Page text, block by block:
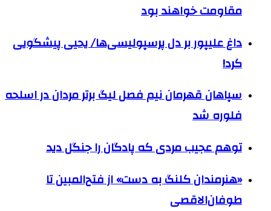
مقاومت خواهند بود
داغ علیپور بر دل پرسپولیسی‌ها/ یحیی پیشگویی
کرد!
سپاهان قهرمان نیم فصل لیگ برتر مردان در اسلحه
فلوره شد
توهم عجیب مردی که پادگان را جنگل دید
«هنرمندان کلنگ به دست» از فتح‌المبین تا
طوفان‌الاقصی